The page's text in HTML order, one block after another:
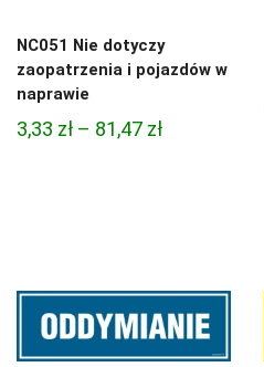
NC051 Nie dotyczy
zaopatrzenia i pojazdów w
naprawie
3,33 zł – 81,47 złZakres